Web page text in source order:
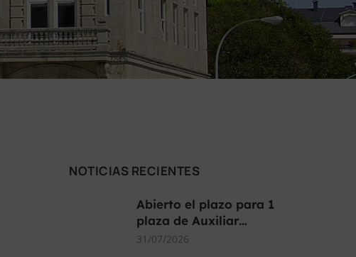
NOTICIAS RECIENTES
Abierto el plazo para 1
plaza de Auxiliar…
31/07/2026